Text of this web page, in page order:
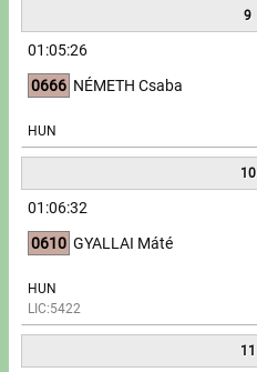
9
01:05:26
0666 NÉMETH Csaba
HUN
10
01:06:32
0610 GYALLAI Máté
HUN
LIC:5422
11